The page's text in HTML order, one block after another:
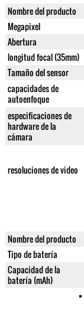
Nombre del producto
Megapixel
Abertura
longitud focal (35mm)
Tamaño del sensor
capacidades de
autoenfoque
especificaciones de
hardware de la
cámara
resoluciones de video
Nombre del producto
Tipo de batería
Capacidad de la
batería (mAh)